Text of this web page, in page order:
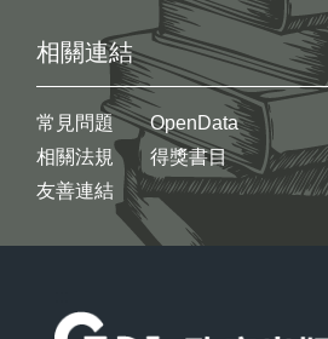
相關連結
常見問題
相關法規
友善連結
OpenData
得獎書目